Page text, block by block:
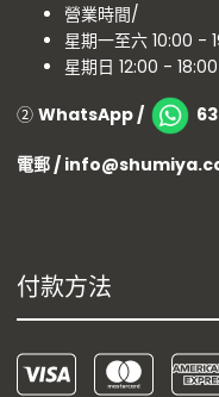
營業時間/
星期一至六 10:00 -
星期日 12:00 - 18:00
② WhatsApp /
電郵 /
付款方法